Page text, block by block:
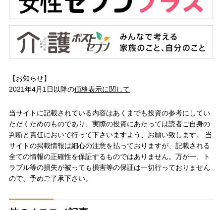
【お知らせ】
2021年4月1日以降の価格表示に関して
当サイトに記載されている内容はあくまでも投資の参考にしてい
ただくためのものであり、実際の投資にあたっては読者ご自身の
判断と責任において行って下さいますよう、お願い致します。 当
サイトの掲載情報は細心の注意を払っておりますが、記載される
全ての情報の正確性を保証するものではありません。万が一、ト
ラブル等の損失が被っても損害等の保証は一切行っておりません
ので、予めご了承下さい。